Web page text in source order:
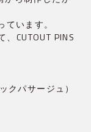
います。
、CUTOUT PINS
パサージュ）